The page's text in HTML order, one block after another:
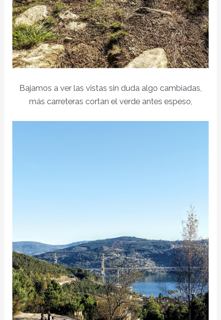
Bajamos a ver las vistas sin duda algo cambiadas,
más carreteras cortan el verde antes espeso,